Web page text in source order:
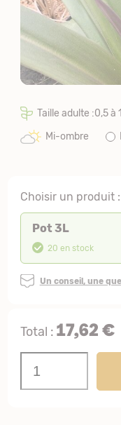
Taille adulte :0,5 à
Mi-ombre
Choisir un produit :
Pot 3L
20 en stock
Un conseil, une
Total : 17,62 €